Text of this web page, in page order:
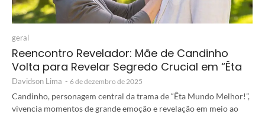
geral
Reencontro Revelador: Mãe de Candinho
Volta para Revelar Segredo Crucial em “Êta
Davidson Lima - 6 de dezembro de 2025
Candinho, personagem central da trama de “Êta Mundo Melhor!”,
vivencia momentos de grande emoção e revelação em meio ao